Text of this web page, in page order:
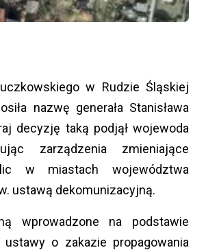
w Rudzie Śląskiej
nazwę generała Stanisława
decyzję taką podjął wojewoda
zarządzenia zmieniające
w miastach województwa
ustawą dekomunizacyjną.
wprowadzone na podstawie
ustawy o zakazie propagowania